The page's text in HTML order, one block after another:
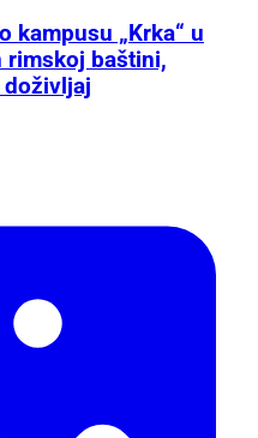
kampusu „Krka“ u
rimskoj baštini,